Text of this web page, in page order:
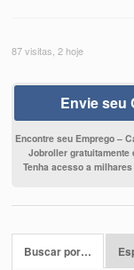
87 visitas, 2 hoje
Envie seu
Encontre seu Emprego –
Jobroller gratuitamente
Tenha acesso a
Buscar por…